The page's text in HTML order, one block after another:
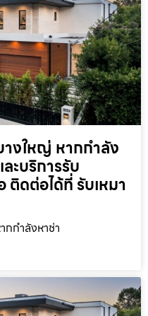
งใหญ่ หากกำลัง
ะบริการรับ
ดต่อได้ที่ รับเหมา
กำลังหาช่า